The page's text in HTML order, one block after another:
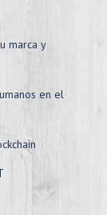
marca y
en el